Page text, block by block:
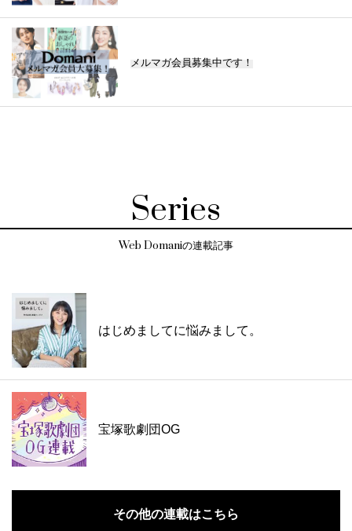
メルマガ会員募集中です！
Series
Web Domaniの連載記事
はじめましてに悩みまして。
宝塚歌劇団OG
その他の連載はこちら